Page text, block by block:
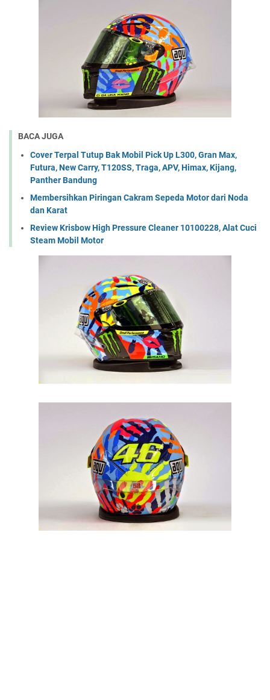
BACA JUGA
Cover Terpal Tutup Bak Mobil Pick Up L300, Gran Max,
Futura, New Carry, T120SS, Traga, APV, Himax, Kijang,
Panther Bandung
Membersihkan Piringan Cakram Sepeda Motor dari Noda
dan Karat
Review Krisbow High Pressure Cleaner 10100228, Alat Cuci
Steam Mobil Motor